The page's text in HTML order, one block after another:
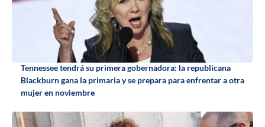
Tennessee tendrá su primera gobernadora: la republicana
Blackburn gana la primaria y se prepara para enfrentar a otra
mujer en noviembre